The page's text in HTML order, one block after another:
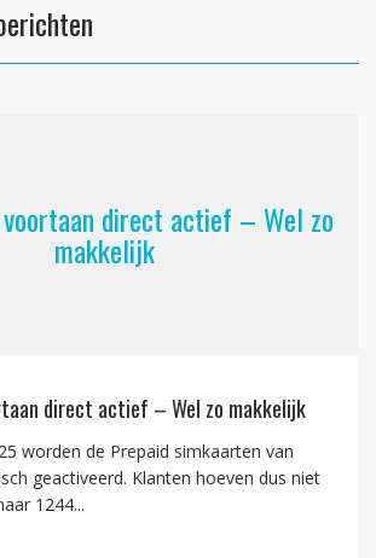
direct actief – Wel zo
makkelijk
direct actief – Wel zo makkelijk
worden de Prepaid simkaarten van
geactiveerd. Klanten hoeven dus niet
1244...